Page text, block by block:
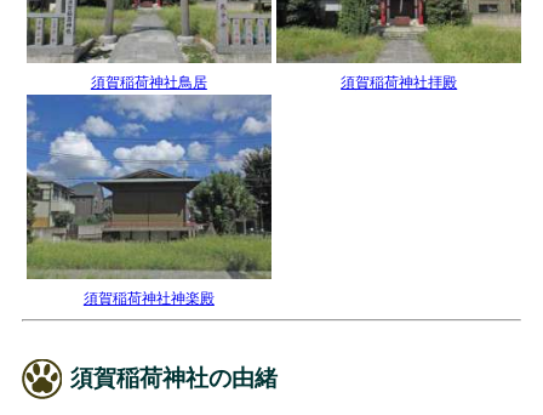
須賀稲荷神社鳥居 須賀稲荷神社拝殿
須賀稲荷神社神楽殿
須賀稲荷神社の由緒